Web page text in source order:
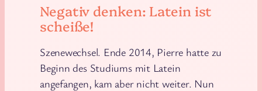
Negativ denken: Latein ist
scheiße!
Szenewechsel. Ende 2014, Pierre hatte zu
Beginn des Studiums mit Latein
angefangen, kam aber nicht weiter. Nun